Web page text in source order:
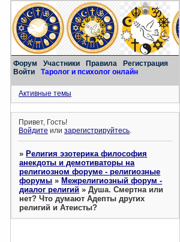
Форум Участники Правила
Регистрация
Войти
Таролог и психолог онлайн
Активные темы
Привет, Гость!
Войдите илизарегистрируйтесь.
»Религия эзотерика философия
анекдоты и демотиваторы на
религиозном форуме - религиозные
форумы »Межрелигиозный форум -
диалог религий »Душа. Смертна или
нет? Что думают Адепты других
религий и Атеисты?